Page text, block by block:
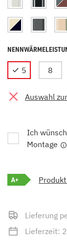
5 8
Auswahl
Ich
Montage
A+
Lieferung
Lieferzeit: